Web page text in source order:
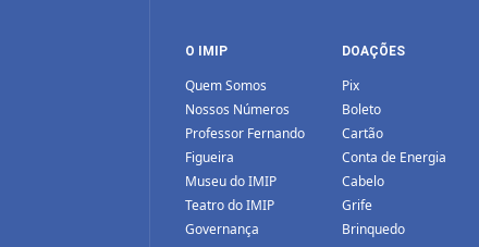
O IMIP
Quem Somos
Nossos Números
Professor Fernando
Figueira
Museu do IMIP
Teatro do IMIP
Governança
DOAÇÕES
Pix
Boleto
Cartão
Conta de Energia
Cabelo
Grife
Brinquedo